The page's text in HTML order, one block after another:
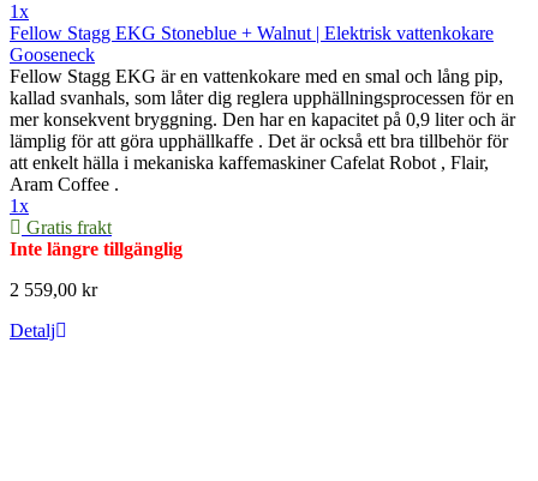
1x
Fellow Stagg EKG Stoneblue + Walnut | Elektrisk vattenkokare
Gooseneck
Fellow Stagg EKG är en vattenkokare med en smal och lång pip,
kallad svanhals, som låter dig reglera upphällningsprocessen för en
mer konsekvent bryggning. Den har en kapacitet på 0,9 liter och är
lämplig för att göra upphällkaffe . Det är också ett bra tillbehör för
att enkelt hälla i mekaniska kaffemaskiner Cafelat Robot , Flair,
Aram Coffee .
1x
Gratis frakt
Inte längre tillgänglig
2 559,00 kr
Detalj